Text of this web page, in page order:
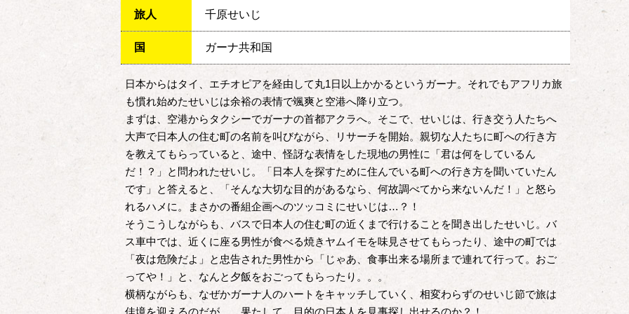
旅人 千原せいじ
国 ガーナ共和国
日本からはタイ、エチオピアを経由して丸1日以上かかるというガーナ。それでもアフリカ旅
も慣れ始めたせいじは余裕の表情で颯爽と空港へ降り立つ。
まずは、空港からタクシーでガーナの首都アクラへ。そこで、せいじは、行き交う人たちへ
大声で日本人の住む町の名前を叫びながら、リサーチを開始。親切な人たちに町への行き方
を教えてもらっていると、途中、怪訝な表情をした現地の男性に「君は何をしているん
だ！？」と問われたせいじ。「日本人を探すために住んでいる町への行き方を聞いていたん
です」と答えると、「そんな大切な目的があるなら、何故調べてから来ないんだ！」と怒ら
れるハメに。まさかの番組企画へのツッコミにせいじは…？！
そうこうしながらも、バスで日本人の住む町の近くまで行けることを聞き出したせいじ。バ
ス車中では、近くに座る男性が食べる焼きヤムイモを味見させてもらったり、途中の町では
「夜は危険だよ」と忠告された男性から「じゃあ、食事出来る場所まで連れて行って。おご
ってや！」と、なんと夕飯をおごってもらったり。。。
横柄ながらも、なぜかガーナ人のハートをキャッチしていく、相変わらずのせいじ節で旅は
佳境を迎えるのだが…。果たして、目的の日本人を見事探し出せるのか？！